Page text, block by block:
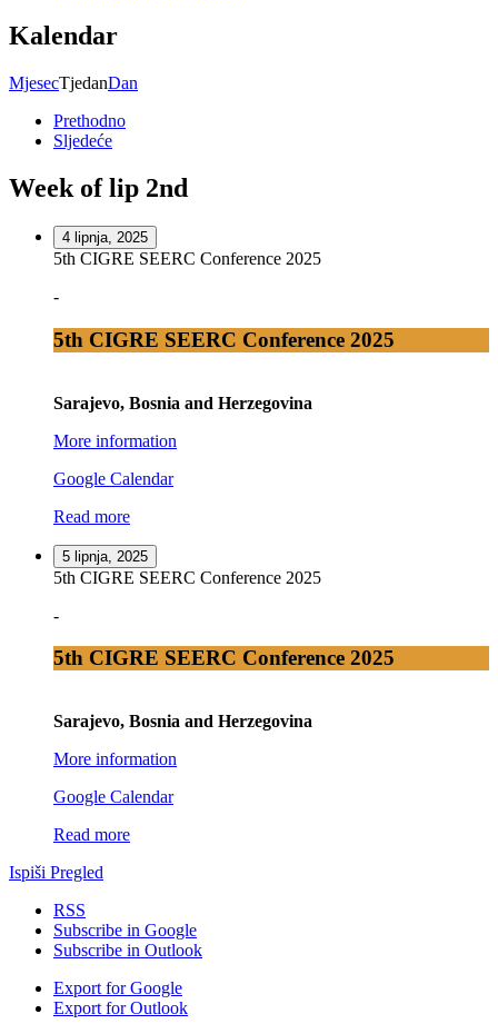
Kalendar
MjesecTjedanDan
Prethodno
Sljedeće
Week of lip 2nd
4 lipnja, 2025
5th CIGRE SEERC Conference 2025
-
5th CIGRE SEERC Conference 2025
Sarajevo, Bosnia and Herzegovina
More information
Google Calendar
Read more
5 lipnja, 2025
5th CIGRE SEERC Conference 2025
-
5th CIGRE SEERC Conference 2025
Sarajevo, Bosnia and Herzegovina
More information
Google Calendar
Read more
Ispiši Pregled
RSS
Subscribe in Google
Subscribe in Outlook
Export forGoogle
Export forOutlook